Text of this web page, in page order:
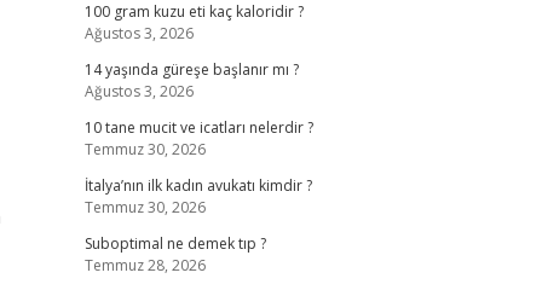
100 gram kuzu eti kaç kaloridir ?
Ağustos 3, 2026
14 yaşında güreşe başlanır mı ?
Ağustos 3, 2026
10 tane mucit ve icatları nelerdir ?
Temmuz 30, 2026
İtalya’nın ilk kadın avukatı kimdir ?
Temmuz 30, 2026
Suboptimal ne demek tıp ?
Temmuz 28, 2026